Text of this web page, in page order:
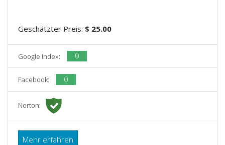
Geschätzter Preis: $ 25.00
Google Index: 0
Facebook: 0
Norton:
Mehr erfahren